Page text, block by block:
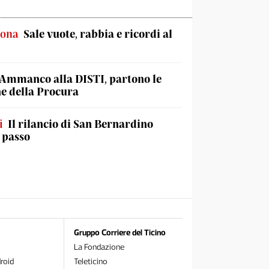
Sale vuote, rabbia e ricordi al
alla DISTI, partono le
della Procura
Il rilancio di San Bernardino
Gruppo Corriere del Ticino
La Fondazione
Teleticino